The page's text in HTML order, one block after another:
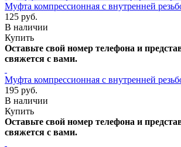
Муфта компрессионная с внутренней
125 руб.
В наличии
Купить
Оставьте свой номер телефона и
свяжется с вами.
Муфта компрессионная с внутренней
195 руб.
В наличии
Купить
Оставьте свой номер телефона и
свяжется с вами.